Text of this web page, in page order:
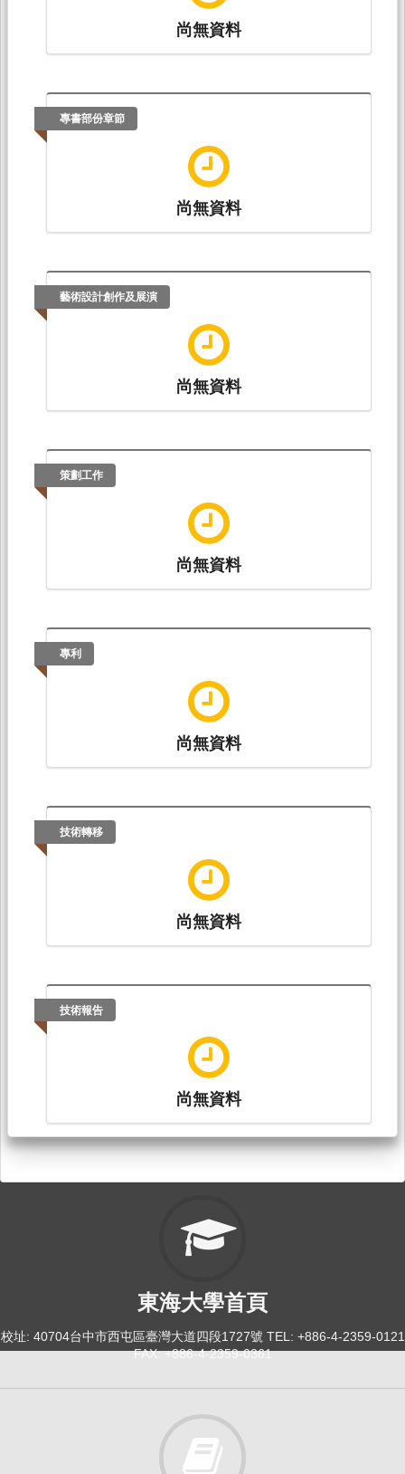
尚無資料
專書部份章節
尚無資料
藝術設計創作及展演
尚無資料
策劃工作
尚無資料
專利
尚無資料
技術轉移
尚無資料
技術報告
尚無資料
東海大學首頁
校址: 40704台中市西屯區臺灣大道四段1727號 TEL: +886-4-2359-0121
FAX: +886-4-2359-0361